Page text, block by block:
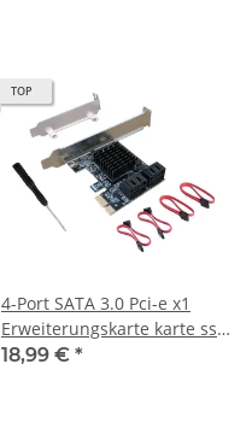
TOP
4-Port SATA 3.0 Pci-e x1
Erweiterungskarte karte ssd
hdd
18,99 € *